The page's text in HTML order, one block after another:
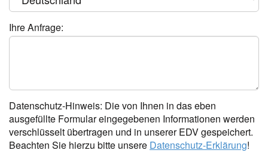
Ihre Anfrage:
Datenschutz-Hinweis: Die von Ihnen in das eben
ausgefüllte Formular eingegebenen Informationen werden
verschlüsselt übertragen und in unserer EDV gespeichert.
Beachten Sie hierzu bitte unsere Datenschutz-Erklärung!